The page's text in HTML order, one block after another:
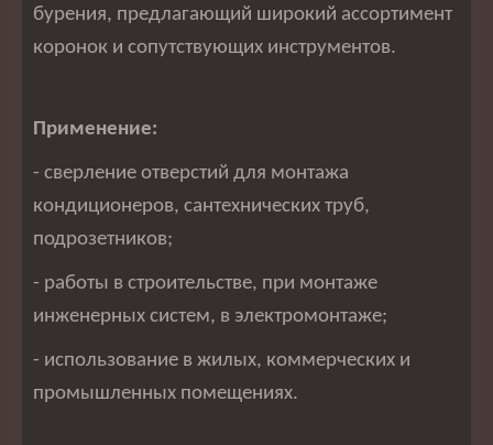
бурения, предлагающий широкий ассортимент
коронок и сопутствующих инструментов.
Применение:
- сверление отверстий для монтажа
кондиционеров, сантехнических труб,
подрозетников;
- работы в строительстве, при монтаже
инженерных систем, в электромонтаже;
- использование в жилых, коммерческих и
промышленных помещениях.